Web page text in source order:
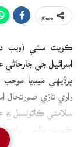
ڪويت سٽي (ويب
اسرائيل جي جارحاڻي
پرڏيهي ميڊيا
واري تازي صورتحال
سلامتي ڪائونسل ۽
ڪويت عالمي
فوري طور قدم